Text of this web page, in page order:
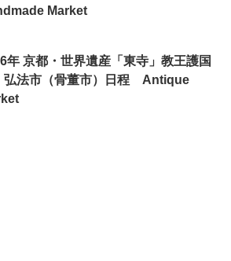
Market
年 京都・世界遺産「東寺」教王護国
弘法市（骨董市）日程 Antique